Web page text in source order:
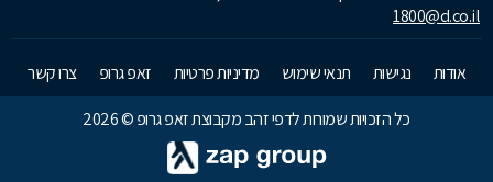
1800@d.co.il
אודות נגישות תנאי שימוש מדיניות פרטיות זאפ גרופ
צרו קשר
כל הזכויות שמורות לדפי זהב מקבוצת זאפ גרופ © 2026